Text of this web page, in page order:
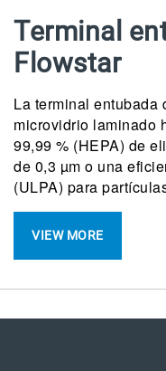
Terminal
Flowstar
La terminal entubada
microvidrio laminado
99,99 % (HEPA) de
de 0,3 µm o una
(ULPA) para
VIEW MORE